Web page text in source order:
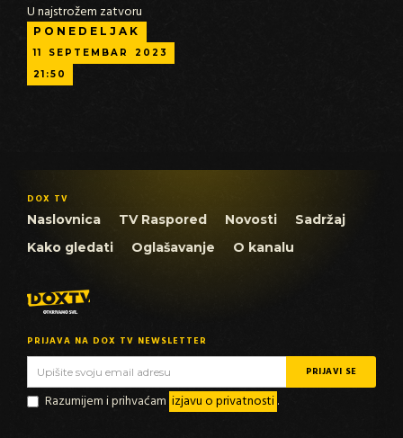
U najstrožem zatvoru
PONEDELJAK
11 SEPTEMBAR
2023
21:50
DOX TV
Naslovnica TV Raspored Novosti
Sadržaj
Kako gledati
Oglašavanje O kanalu
PRIJAVA NA DOX TV NEWSLETTER
Razumijem i prihvaćam izjavu o privatnosti.